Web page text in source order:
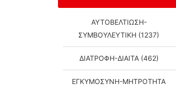
ΑΥΤΟΒΕΛΤΙΩΣΗ-
ΣΥΜΒΟΥΛΕΥΤΙΚΗ (1237)
ΔΙΑΤΡΟΦΗ-ΔΙΑΙΤΑ (462)
ΕΓΚΥΜΟΣΥΝΗ-ΜΗΤΡΟΤΗΤΑ